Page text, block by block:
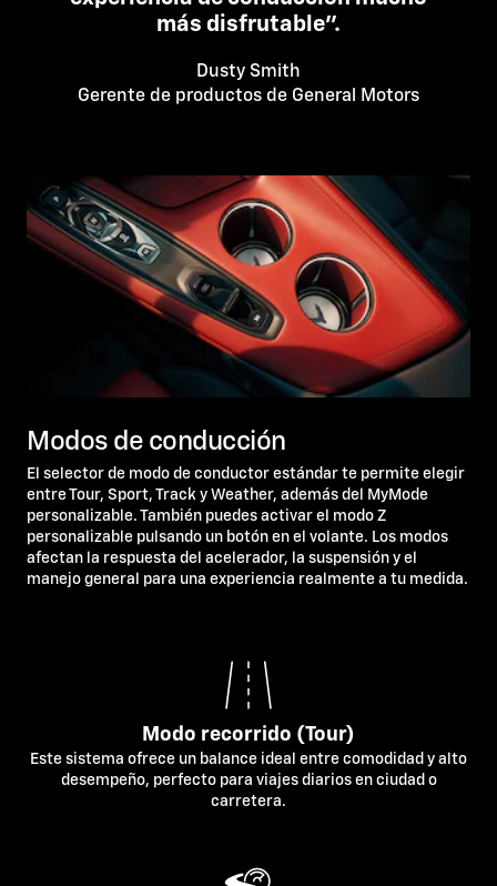
más disfrutable".
Dusty Smith
Gerente de productos de General Motors
Modos de conducción
El selector de modo de conductor estándar te permite elegir
entre Tour, Sport, Track y Weather, además del MyMode
personalizable. También puedes activar el modo Z
personalizable pulsando un botón en el volante. Los modos
afectan la respuesta del acelerador, la suspensión y el
manejo general para una experiencia realmente a tu medida.
Modo recorrido (Tour)
Este sistema ofrece un balance ideal entre comodidad y alto
desempeño, perfecto para viajes diarios en ciudad o
carretera.